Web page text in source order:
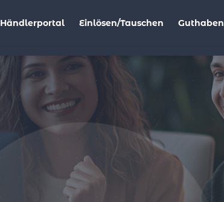
Händlerportal Einlösen/Tauschen Guthaben